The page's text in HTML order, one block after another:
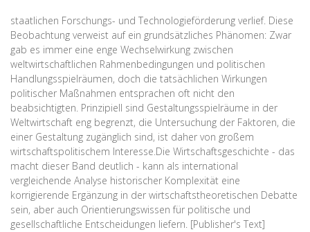
staatlichen Forschungs- und Technologieförderung verlief. Diese
Beobachtung verweist auf ein grundsätzliches Phänomen: Zwar
gab es immer eine enge Wechselwirkung zwischen
weltwirtschaftlichen Rahmenbedingungen und politischen
Handlungsspielräumen, doch die tatsächlichen Wirkungen
politischer Maßnahmen entsprachen oft nicht den
beabsichtigten. Prinzipiell sind Gestaltungsspielräume in der
Weltwirtschaft eng begrenzt, die Untersuchung der Faktoren, die
einer Gestaltung zugänglich sind, ist daher von großem
wirtschaftspolitischem Interesse.Die Wirtschaftsgeschichte - das
macht dieser Band deutlich - kann als international
vergleichende Analyse historischer Komplexität eine
korrigierende Ergänzung in der wirtschaftstheoretischen Debatte
sein, aber auch Orientierungswissen für politische und
gesellschaftliche Entscheidungen liefern. [Publisher's Text]